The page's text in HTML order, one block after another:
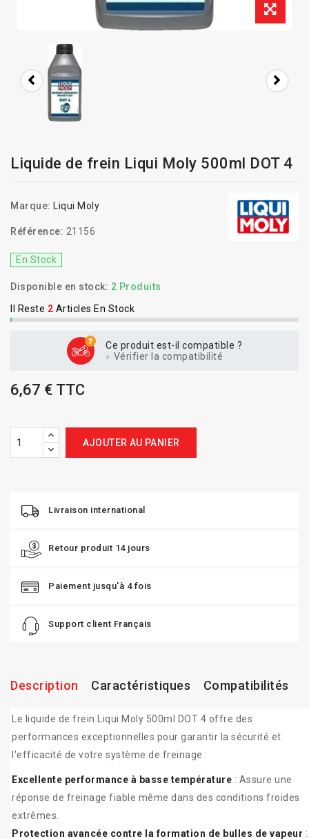
Liquide de frein Liqui Moly 500ml DOT 4
Marque: Liqui Moly
Référence: 21156
En Stock
Disponible en stock: 2 Produits
Il Reste 2 Articles En Stock
Ce produit est-il compatible ?
Vérifier la compatibilité
6,67 € TTC
AJOUTER AU PANIER
Livraison international
Retour produit 14 jours
Paiement jusqu'à 4 fois
Support client Français
Description Caractéristiques Compatibilités
Le liquide de frein Liqui Moly 500ml DOT 4 offre des
performances exceptionnelles pour garantir la sécurité et
l'efficacité de votre système de freinage :
Excellente performance à basse température : Assure une
réponse de freinage fiable même dans des conditions froides
extrêmes.
Protection avancée contre la formation de bulles de vapeur :